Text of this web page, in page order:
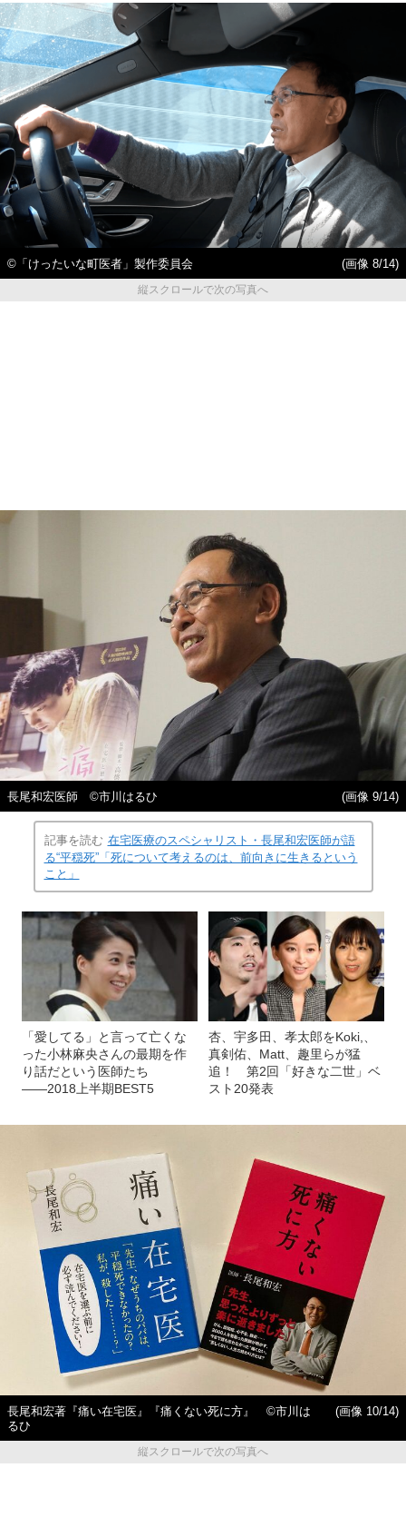
©️「けったいな町医者」製作委員会
(画像 8/14)
縦スクロールで次の写真へ
長尾和宏医師 ©️市川はるひ (画像 9/14)
記事を読む 在宅医療のスペシャリスト・長尾和宏医師が語
る“平穏死”「死について考えるのは、前向きに生きるという
こと」
「愛してる」と言って亡くな
った小林麻央さんの最期を作
り話だという医師たち
――2018上半期BEST5
杏、宇多田、孝太郎をKoki,、
真剣佑、Matt、趣里らが猛
追！ 第2回「好きな二世」ベ
スト20発表
長尾和宏著『痛い在宅医』『痛くない死に方』 ©️市川は
るひ
(画像 10/14)
縦スクロールで次の写真へ